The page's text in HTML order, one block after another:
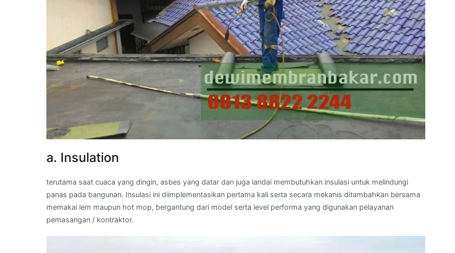
a. Insulation
terutama saat cuaca yang dingin, asbes yang datar dan juga landai membutuhkan insulasi untuk melindungi
panas pada bangunan. Insulasi ini diimplementasikan pertama kali serta secara mekanis ditambahkan bersama
memakai lem maupun hot mop, bergantung dari model serta level performa yang digunakan pelayanan
pemasangan / kontraktor.